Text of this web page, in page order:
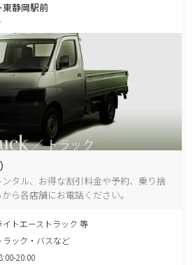
東静岡駅前
タル、お得な割引料金や予約、乗り捨
ら各店舗にお電話ください。
イトエーストラック 等
ラック・バスなど
20:00